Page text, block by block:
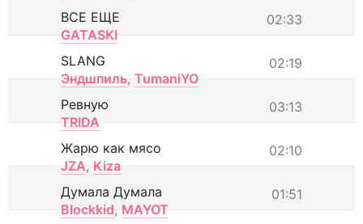
02:33
ВСЕ ЕЩЕ
GATASKI
02:19
SLANG
Эндшпиль, TumaniYO
03:13
Ревную
TRIDA
02:10
Жарю как мясо
JZA, Kiza
01:51
Думала Думала
Blockkid, MAYOT